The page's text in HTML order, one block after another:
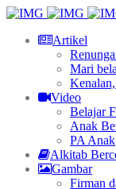
Artikel
Mari
Video
Belajar
Anak
PA Anak
Alkitab
Gambar
Firman